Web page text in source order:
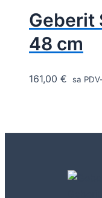
Geberit
48 cm
161,00 € sa